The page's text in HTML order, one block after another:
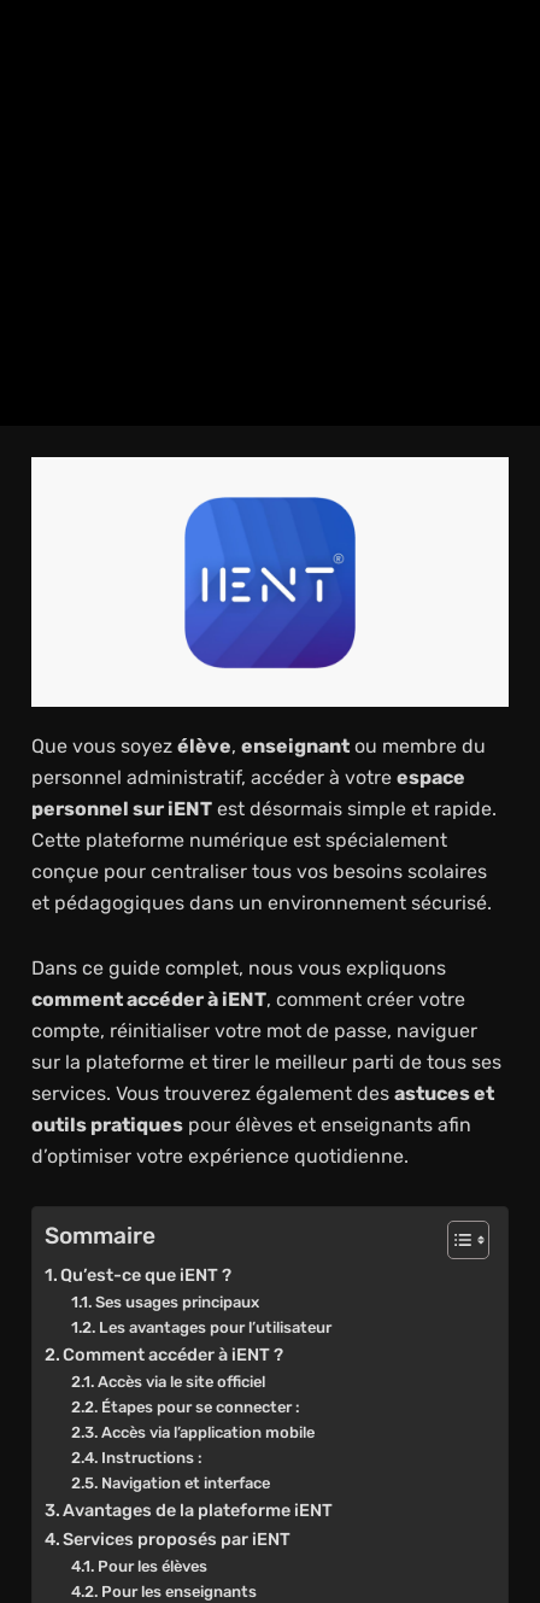
Que vous soyez élève, enseignantou membre du
personnel administratif, accéder à votre espace
personnel sur iENTest désormais simple et rapide.
Cette plateforme numérique est spécialement
conçue pour centraliser tous vos besoins scolaires
et pédagogiques dans un environnement sécurisé.
Dans ce guide complet, nous vous expliquons
comment accéder à iENT, comment créer votre
compte, réinitialiser votre mot de passe, naviguer
sur la plateforme et tirer le meilleur parti de tous ses
services. Vous trouverez également des astuces et
outils pratiquespour élèves et enseignants afin
d’optimiser votre expérience quotidienne.
Sommaire
Qu’est-ce que iENT ?
Ses usages principaux
Les avantages pour l’utilisateur
Comment accéder à iENT ?
Accès via le site officiel
Étapes pour se connecter :
Accès via l’application mobile
Instructions :
Navigation et interface
Avantages de la plateforme iENT
Services proposés par iENT
Pour les élèves
Pour les enseignants